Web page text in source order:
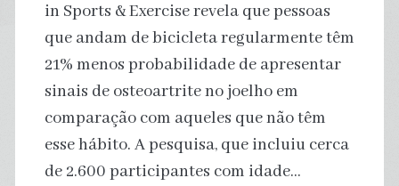
in Sports & Exercise revela que pessoas
que andam de bicicleta regularmente têm
21% menos probabilidade de apresentar
sinais de osteoartrite no joelho em
comparação com aqueles que não têm
esse hábito. A pesquisa, que incluiu cerca
de 2.600 participantes com idade…